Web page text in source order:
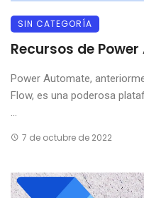
SIN CATEGORÍA
Recursos de
Power Automate,
Flow, es una poderosa
7 de octubre de 2022